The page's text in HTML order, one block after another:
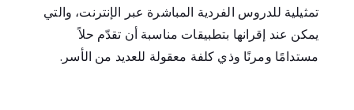
تمثيلية للدروس الفردية المباشرة عبر الإنترنت، والتي
يمكن عند إقرانها بتطبيقات مناسبة أن تقدّم حلاً
مستدامًا ومرنًا وذي كلفة معقولة للعديد من الأسر.